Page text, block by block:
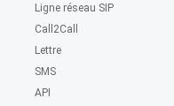
Ligne réseau SIP
Call2Call
Lettre
SMS
API